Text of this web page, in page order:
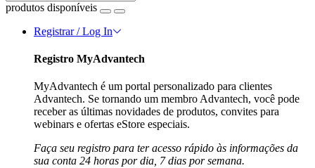
produtos disponíveis
Registrar / Log In
Registro MyAdvantech
MyAdvantech é um portal personalizado para clientes
Advantech. Se tornando um membro Advantech, você pode
receber as últimas novidades de produtos, convites para
webinars e ofertas eStore especiais.
Faça seu registro para ter acesso rápido às informações da
sua conta 24 horas por dia, 7 dias por semana.